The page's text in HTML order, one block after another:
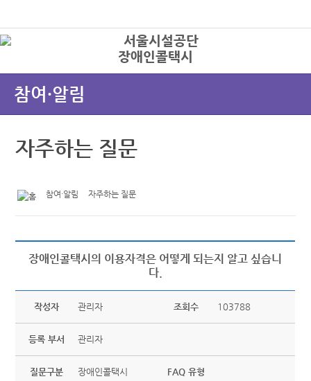
장애인콜택시
참여·알림
자주하는 질문
참여·알림 자주하는 질문
장애인콜택시의 이용자격은 어떻게 되는지 알고 싶습니
다.
작성자 관리자 조회수 103788
등록 부서 관리자
질문구분 장애인콜택시 FAQ 유형